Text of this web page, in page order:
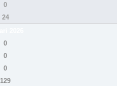
0
24
0
0
0
129